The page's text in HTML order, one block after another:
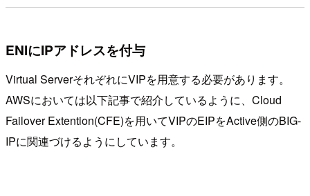
ENIにIPアドレスを付与
Virtual ServerそれぞれにVIPを用意する必要があります。
AWSにおいては以下記事で紹介しているように、Cloud
Failover Extention(CFE)を用いてVIPのEIPをActive側のBIG-
IPに関連づけるようにしています。